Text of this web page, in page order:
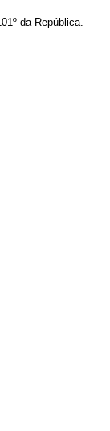
da República.